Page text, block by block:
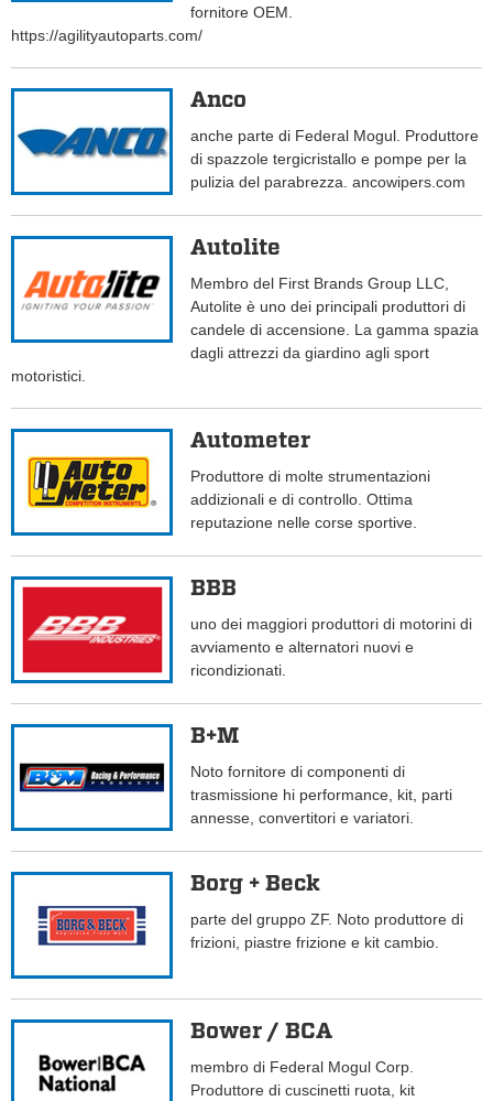
fornitore OEM.
https://agilityautoparts.com/
Anco
anche parte di Federal Mogul. Produttore
di spazzole tergicristallo e pompe per la
pulizia del parabrezza. ancowipers.com
Autolite
Membro del First Brands Group LLC,
Autolite è uno dei principali produttori di
candele di accensione. La gamma spazia
dagli attrezzi da giardino agli sport
motoristici.
Autometer
Produttore di molte strumentazioni
addizionali e di controllo. Ottima
reputazione nelle corse sportive.
BBB
uno dei maggiori produttori di motorini di
avviamento e alternatori nuovi e
ricondizionati.
B+M
Noto fornitore di componenti di
trasmissione hi performance, kit, parti
annesse, convertitori e variatori.
Borg + Beck
parte del gruppo ZF. Noto produttore di
frizioni, piastre frizione e kit cambio.
Bower / BCA
membro di Federal Mogul Corp.
Produttore di cuscinetti ruota, kit